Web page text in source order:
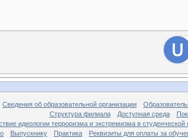
Сведения об образовательной организации
Структура филиала
Доступная среда
идеологии терроризма и экстремизма в студенческой
Выпускнику Практика
Реквизиты для оплаты за